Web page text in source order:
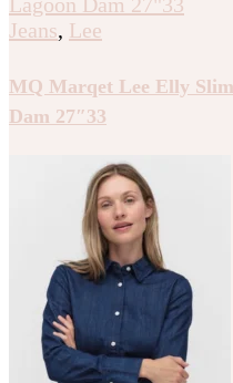
Jeans, Lee
MQ Marqet Lee Elly
Dam 27″33